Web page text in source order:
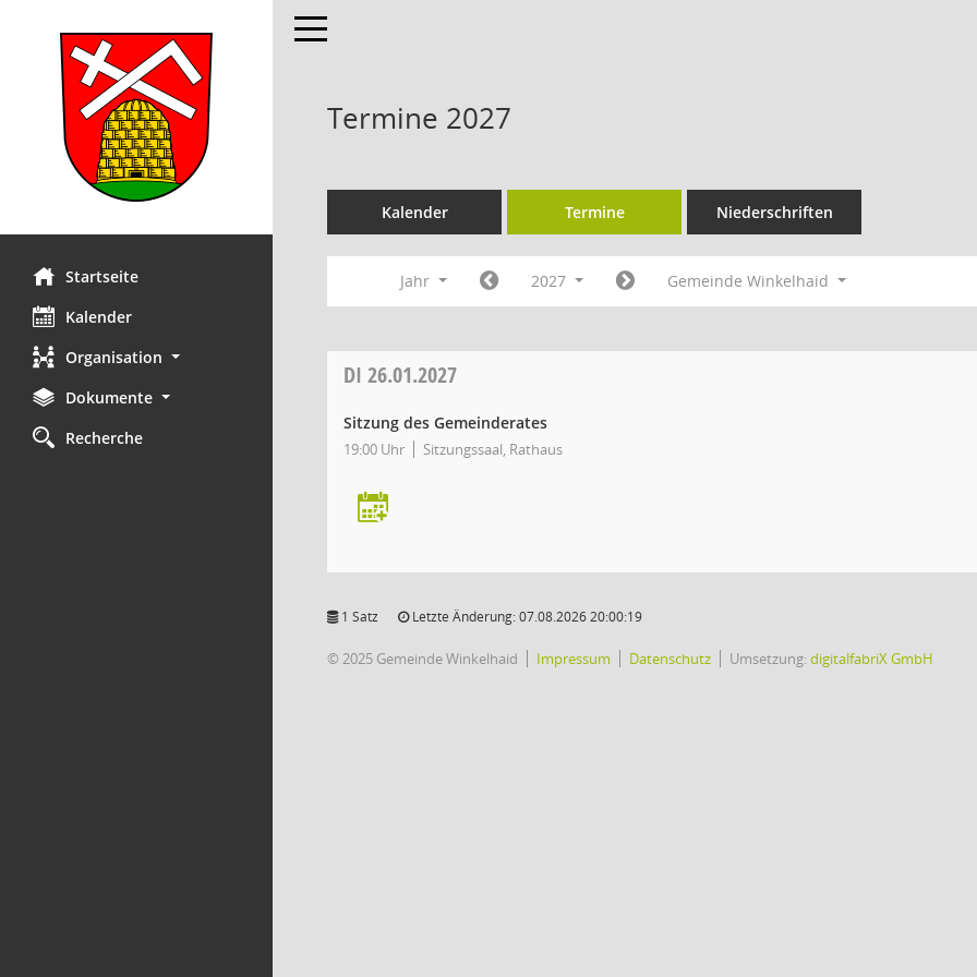
Startseite
Kalender
Organisation
Dokumente
Recherche
Toggle navigation
Termine 2027
Kalender Termine Niederschriften
Jahr 2027 Gemeinde Winkelhaid
DI 26.01.2027
Sitzung des Gemeinderates
19:00 Uhr Sitzungssaal, Rathaus
1 Satz Letzte Änderung: 07.08.2026 20:00:19
© 2025 Gemeinde Winkelhaid Impressum Datenschutz Umsetzung:digitalfabriX GmbH